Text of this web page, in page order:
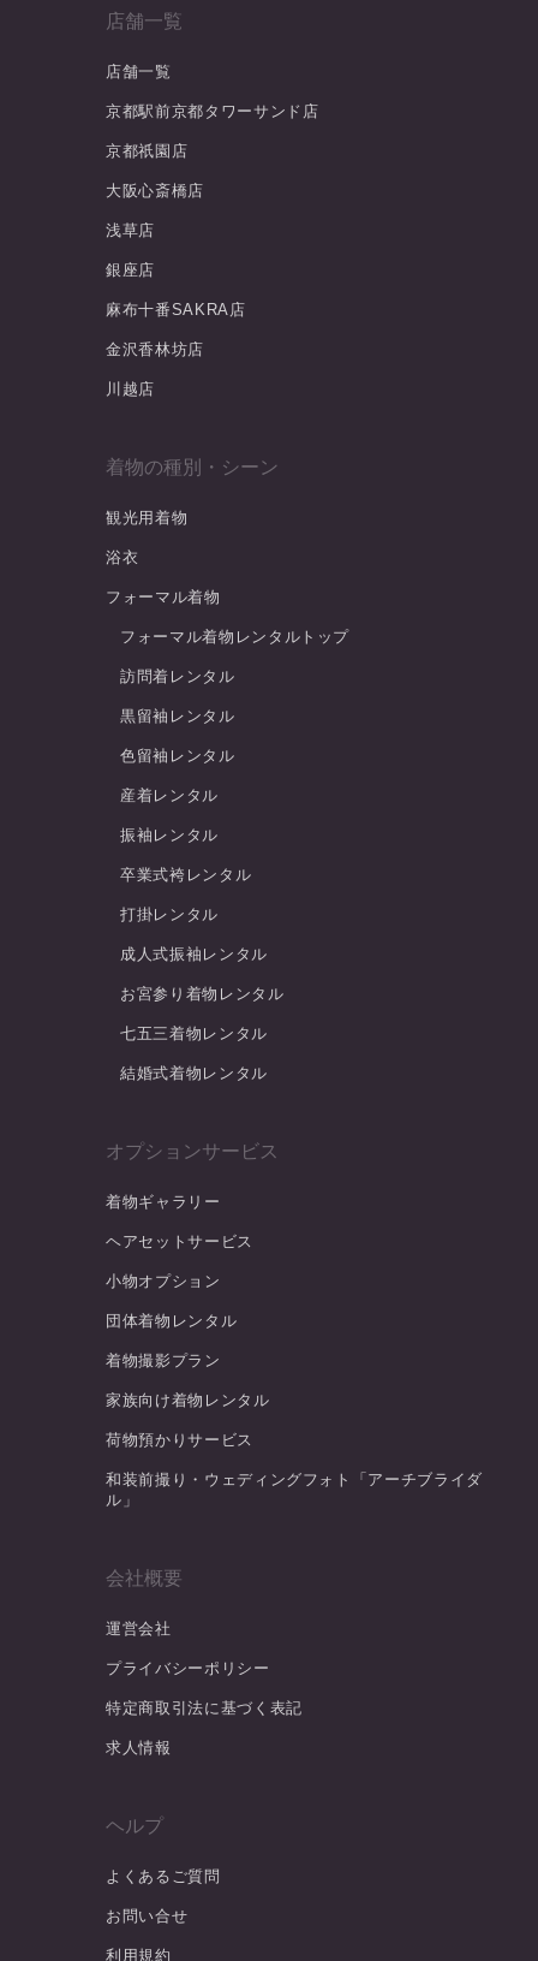
店舗一覧
店舗一覧
京都駅前京都タワーサンド店
京都祇園店
大阪心斎橋店
浅草店
銀座店
麻布十番SAKRA店
金沢香林坊店
川越店
着物の種別・シーン
観光用着物
浴衣
フォーマル着物
フォーマル着物レンタルトップ
訪問着レンタル
黒留袖レンタル
色留袖レンタル
産着レンタル
振袖レンタル
卒業式袴レンタル
打掛レンタル
成人式振袖レンタル
お宮参り着物レンタル
七五三着物レンタル
結婚式着物レンタル
オプションサービス
着物ギャラリー
ヘアセットサービス
小物オプション
団体着物レンタル
着物撮影プラン
家族向け着物レンタル
荷物預かりサービス
和装前撮り・ウェディングフォト「アーチブライダ
ル」
会社概要
運営会社
プライバシーポリシー
特定商取引法に基づく表記
求人情報
ヘルプ
よくあるご質問
お問い合せ
利用規約